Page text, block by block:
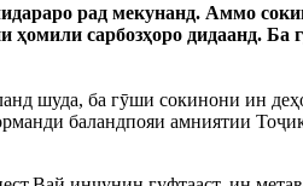
рад мекунанд. Аммо
сарбозҳоро дидаанд.
шуда, ба гӯши сокинони ин
баландпояи амниятии